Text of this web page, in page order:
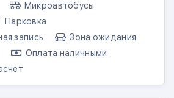
Микроавтобусы
Парковка
запись
Зона ожидания
Оплата наличными